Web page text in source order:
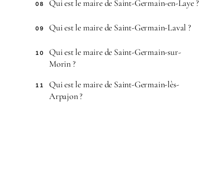
08 Qui est le maire de Saint-Germain-en-Laye ?
09 Qui est le maire de Saint-Germain-Laval ?
10
Qui est le maire de Saint-Germain-sur-
Morin ?
11
Qui est le maire de Saint-Germain-lès-
Arpajon ?